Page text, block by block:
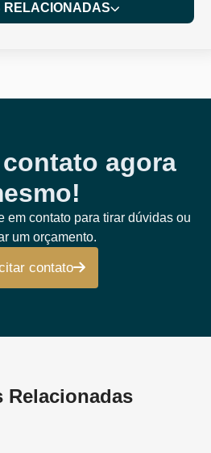
RELACIONADAS
agora
em contato para tirar dúvidas ou
um orçamento.
contato
Relacionadas